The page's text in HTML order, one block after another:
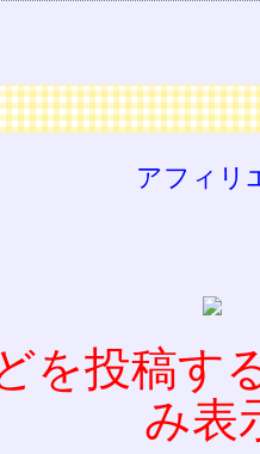
アフィリ
を投稿す
み表